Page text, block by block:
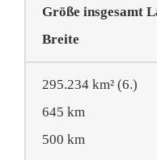
Größe insgesamt
Breite
295.234 km² (6.)
645 km
500 km